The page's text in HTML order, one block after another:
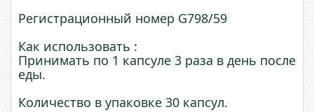
Регистрационный номер G798/59
Как использовать :
Принимать по 1 капсуле 3 раза в день после
еды.
Количество в упаковке 30 капсул.